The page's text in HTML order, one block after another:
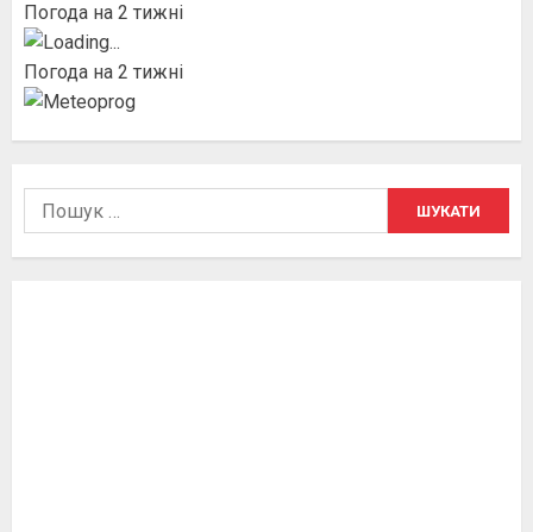
Погода на 2 тижні
Погода на 2 тижні
Пошук: